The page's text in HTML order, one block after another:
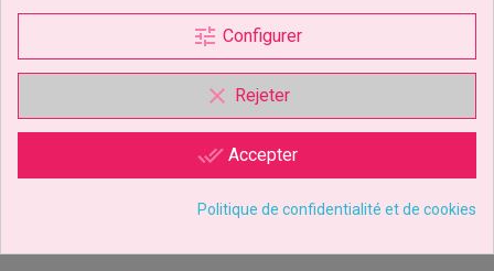
PME Pour Gâteau – Lot
tune Configurer
clear Rejeter
done_all Accepter
Politique de confidentialité et de cookies